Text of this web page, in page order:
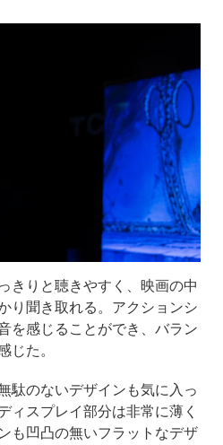
きりと聴きやすく、映画の中
り聞き取れる。アクションシ
を感じることができ、バラン
じた。
駄のないデザインも気に入っ
ィスプレイ部分は非常に薄く
も凹凸の無いフラットなデザ